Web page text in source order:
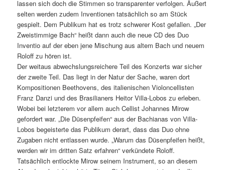
lassen sich doch die Stimmen so transparenter verfolgen. Äußert
selten werden zudem Inventionen tatsächlich so am Stück
gespielt. Dem Publikum hat es trotz schwerer Kost gefallen. „Der
Zweistimmige Bach“ heißt dann auch die neue CD des Duo
Inventio auf der eben jene Mischung aus altem Bach und neuem
Roloff zu hören ist.
Der weitaus abwechslungsreichere Teil des Konzerts war sicher
der zweite Teil. Das liegt in der Natur der Sache, waren dort
Kompositionen Beethovens, des italienischen Violoncellisten
Franz Danzi und des Brasilianers Heitor Villa-Lobos zu erleben.
Wobei bei letzterem vor allem auch Cellist Johannes Mirow
gefordert war. „Die Düsenpfeifen“ aus der Bachianas von Villa-
Lobos begeisterte das Publikum derart, dass das Duo ohne
Zugaben nicht entlassen wurde. „Warum das Düsenpfeifen heißt,
werden wir im dritten Satz erfahren“ verkündete Roloff.
Tatsächlich entlockte Mirow seinem Instrument, so an diesem